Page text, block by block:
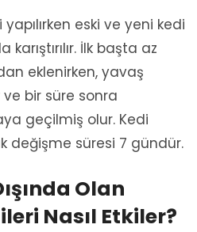
eski ve yeni kedi
İlk başta az
eklenirken, yavaş
ve bir süre sonra
geçilmiş olur. Kedi
değişme süresi 7 gündür.
Olan
Nasıl Etkiler?